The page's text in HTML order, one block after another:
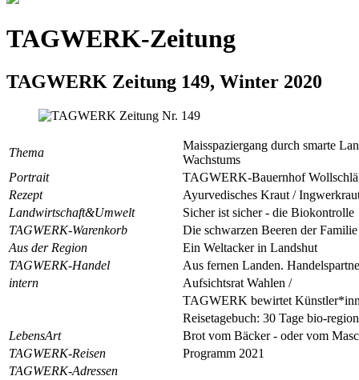
TAGWERK-Zeitung
TAGWERK Zeitung 149, Winter 2020
Thema
Maisspaziergang durch smarte
Wachstums
Portrait
TAGWERK-Bauernhof
Rezept
Ayurvedisches Kraut /
Landwirtschaft&Umwelt
Sicher ist sicher - die Biokontrolle
TAGWERK-Warenkorb
Die schwarzen Beeren der
Aus der Region
Ein Weltacker in Landshut
TAGWERK-Handel
Aus fernen Landen.
intern
Aufsichtsrat Wahlen /
TAGWERK bewirtet
Reisetagebuch: 30 Tage bio-
LebensArt
Brot vom Bäcker - oder vom
TAGWERK-Reisen
Programm 2021
TAGWERK-Adressen